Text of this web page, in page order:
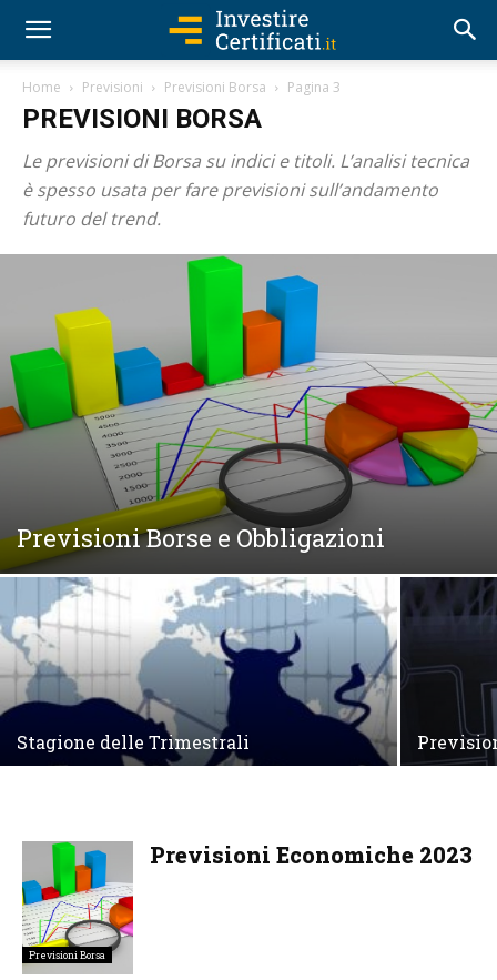
Home Previsioni Previsioni Borsa Pagina 3
PREVISIONI BORSA
Le previsioni di Borsa su indici e titoli. L’analisi tecnica
è spesso usata per fare previsioni sull’andamento
futuro del trend.
Previsioni Borse e Obbligazioni
Stagione delle Trimestrali
Previsioni Borsa
Previsioni Economiche 2023